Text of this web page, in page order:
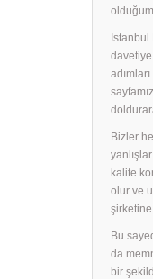
İstanbul
Bizler
kalite
olur ve
Bu
da
bir